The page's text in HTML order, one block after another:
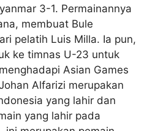
3-1. Permainannya
membuat Bule
pelatih Luis Milla. Ia pun,
ke timnas U-23 untuk
Asian Games
Alfarizi merupakan
yang lahir dan
yang lahir pada